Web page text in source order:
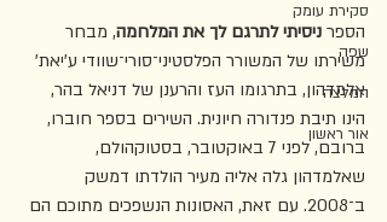
סקירת עומק
שפה
המלצה
אור ראשון
הספר ניסיתי לתרגם לך את המלחמה, מבחר
משירתו של המשורר הפלסטיני־סורי־שוודי ע'יאת'
אלמדהון, בתרגומו העז והרענן של דניאל בהר,
הינו תיבת פנדורה חיונית. השירים בספר חוברו,
ברובם, לפני 7 באוקטובר, בסטוקהולם,
שאלמדהון גלה אליה מעיר הולדתו דמשק
ב־2008. עם זאת, האסונות הנשפכים מתוכם הם